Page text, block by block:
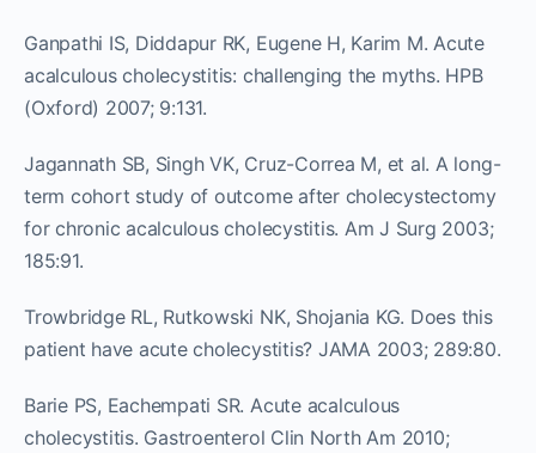
Ganpathi IS, Diddapur RK, Eugene H, Karim M. Acute
acalculous cholecystitis: challenging the myths. HPB
(Oxford) 2007; 9:131.
Jagannath SB, Singh VK, Cruz-Correa M, et al. A long-
term cohort study of outcome after cholecystectomy
for chronic acalculous cholecystitis. Am J Surg 2003;
185:91.
Trowbridge RL, Rutkowski NK, Shojania KG. Does this
patient have acute cholecystitis? JAMA 2003; 289:80.
Barie PS, Eachempati SR. Acute acalculous
cholecystitis. Gastroenterol Clin North Am 2010;